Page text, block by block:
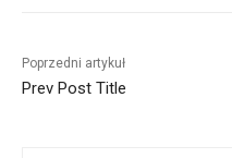
Poprzedni artykuł
Prev Post Title